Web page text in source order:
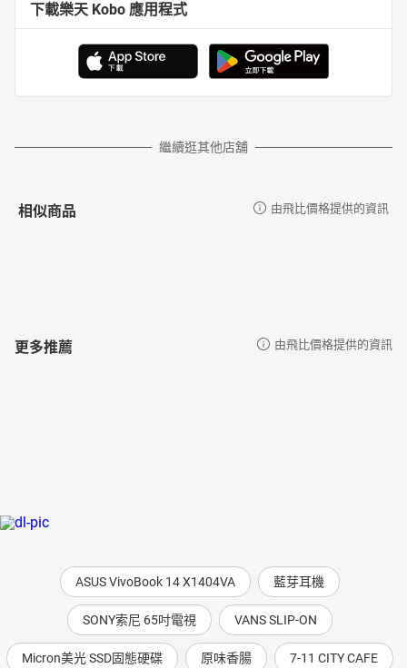
下載樂天 Kobo 應用程式
繼續逛其他店舖
相似商品 由飛比價格提供的資訊
更多推薦 由飛比價格提供的資訊
ASUS VivoBook 14 X1404VA 藍芽耳機
SONY索尼 65吋電視 VANS SLIP-ON
Micron美光 SSD固態硬碟 原味香腸 7-11 CITY CAFE